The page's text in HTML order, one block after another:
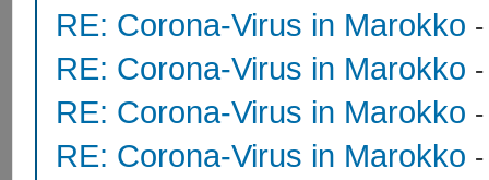
RE: Corona-Virus in Marokko
RE: Corona-Virus in Marokko
RE: Corona-Virus in Marokko
RE: Corona-Virus in Marokko